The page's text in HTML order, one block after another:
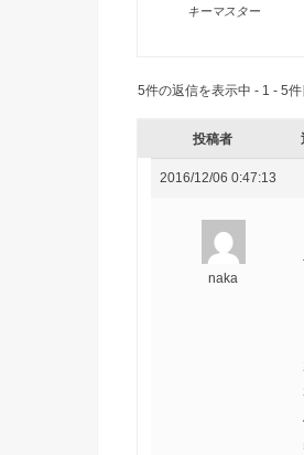
キーマスター
5件の返信を表示中 - 1 - 5
投稿者
2016/12/06 0:47:13
naka